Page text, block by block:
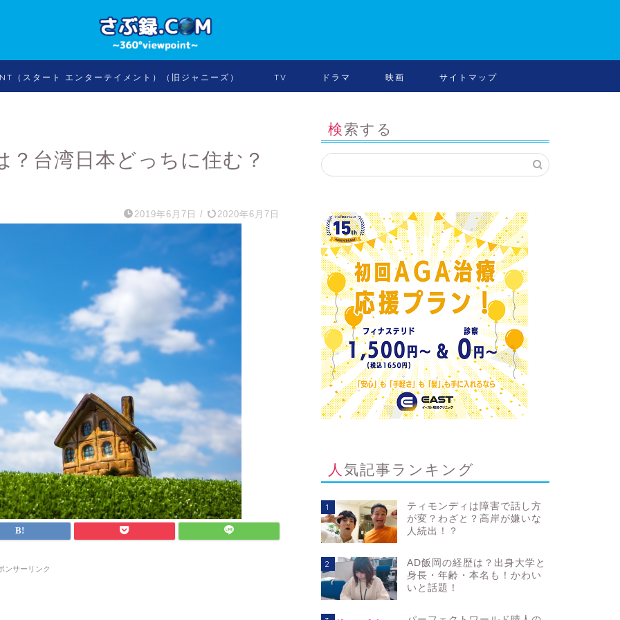
（スタート エンターテイメント）（旧ジャニーズ） TV ドラマ 映画 サイトマップ
台湾日本どっちに住む？
2019年6月7日 / 2020年6月7日
ンサーリンク
検索する
人気記事ランキング
1
ティモンディは障害で話し方
が変？わざと？高岸が嫌いな
人続出！？
2
AD飯岡の経歴は？出身大学と
身長・年齢・本名も！かわい
いと話題！